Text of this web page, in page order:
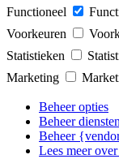
Functioneel
Voorkeuren
Statistieken
Marketing
Beheer opties
Beheer diensten
Beheer
Lees meer